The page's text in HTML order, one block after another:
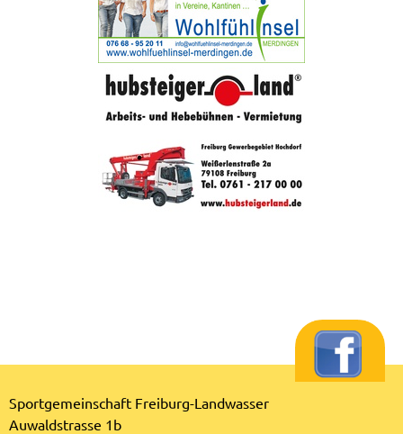
Sportgemeinschaft Freiburg-Landwasser
Auwaldstrasse 1b